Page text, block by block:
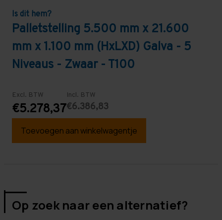
Is dit hem?
Palletstelling 5.500 mm x 21.600
mm x 1.100 mm (HxLXD) Galva - 5
Niveaus - Zwaar - T100
Excl. BTW
€5.278,37
Incl. BTW
€6.386,83
Toevoegen aan winkelwagentje
Op zoek naar een alternatief?